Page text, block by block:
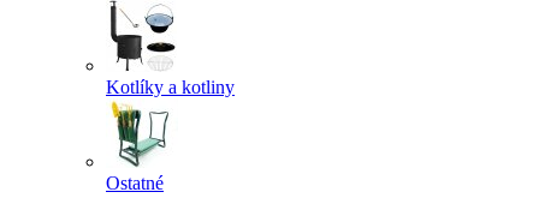
Kotlíky a kotliny
Ostatné